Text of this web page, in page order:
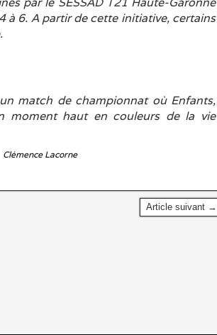
à 6. A partir de cette initiative, certains
match de championnat où Enfants,
moment haut en couleurs de la vie
Article suivant →